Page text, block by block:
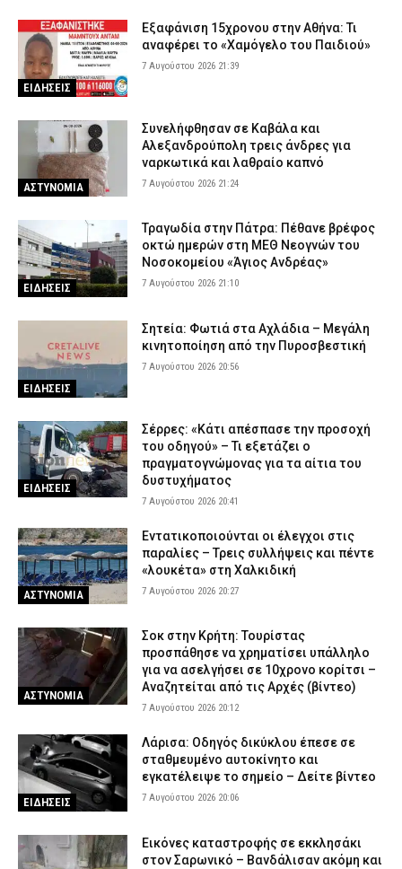
ΕΙΔΗΣΕΙΣ
Εξαφάνιση 15χρονου στην Αθήνα: Τι
αναφέρει το «Χαμόγελο του Παιδιού»
7 Αυγούστου 2026 21:39
ΑΣΤΥΝΟΜΙΑ
Συνελήφθησαν σε Καβάλα και
Αλεξανδρούπολη τρεις άνδρες για
ναρκωτικά και λαθραίο καπνό
7 Αυγούστου 2026 21:24
ΕΙΔΗΣΕΙΣ
Τραγωδία στην Πάτρα: Πέθανε βρέφος
οκτώ ημερών στη ΜΕΘ Νεογνών του
Νοσοκομείου «Άγιος Ανδρέας»
7 Αυγούστου 2026 21:10
ΕΙΔΗΣΕΙΣ
Σητεία: Φωτιά στα Αχλάδια – Μεγάλη
κινητοποίηση από την Πυροσβεστική
7 Αυγούστου 2026 20:56
ΕΙΔΗΣΕΙΣ
Σέρρες: «Κάτι απέσπασε την προσοχή
του οδηγού» – Τι εξετάζει ο
πραγματογνώμονας για τα αίτια του
δυστυχήματος
7 Αυγούστου 2026 20:41
ΑΣΤΥΝΟΜΙΑ
Εντατικοποιούνται οι έλεγχοι στις
παραλίες – Τρεις συλλήψεις και πέντε
«λουκέτα» στη Χαλκιδική
7 Αυγούστου 2026 20:27
ΑΣΤΥΝΟΜΙΑ
Σοκ στην Κρήτη: Τουρίστας
προσπάθησε να χρηματίσει υπάλληλο
για να ασελγήσει σε 10χρονο κορίτσι –
Αναζητείται από τις Αρχές (βίντεο)
7 Αυγούστου 2026 20:12
ΕΙΔΗΣΕΙΣ
Λάρισα: Οδηγός δικύκλου έπεσε σε
σταθμευμένο αυτοκίνητο και
εγκατέλειψε το σημείο – Δείτε βίντεο
7 Αυγούστου 2026 20:06
Εικόνες καταστροφής σε εκκλησάκι
στον Σαρωνικό – Βανδάλισαν ακόμη και